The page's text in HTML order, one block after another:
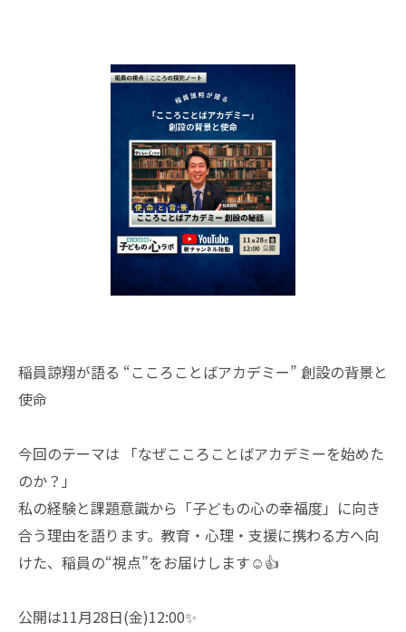
稲員諒翔が語る “こころことばアカデミー” 創設の背景と
使命
今回のテーマは 「なぜこころことばアカデミーを始めた
のか？」
私の経験と課題意識から「子どもの心の幸福度」に向き
合う理由を語ります。教育・心理・支援に携わる方へ向
けた、稲員の“視点”をお届けします☺️👍
公開は11月28日(金)12:00✨